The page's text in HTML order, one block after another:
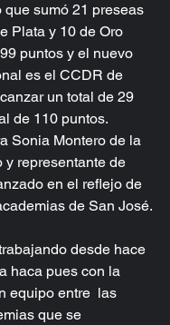
que sumó 21 preseas
Plata y 10 de Oro
puntos y el nuevo
es el CCDR de
un total de 29
de 110 puntos.
Sonia Montero de la
y representante de
en el reflejo de
de San José.
desde hace
haca pues con la
equipo entre  las
que se